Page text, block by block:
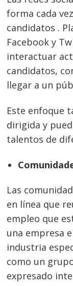
forma cada
candidatos .
Facebook y
interactuar
candidatos,
llegar a un
Este enfoque
dirigida y
talentos de
Las
en línea que
empleo que
una empresa
industria
como un
expresado